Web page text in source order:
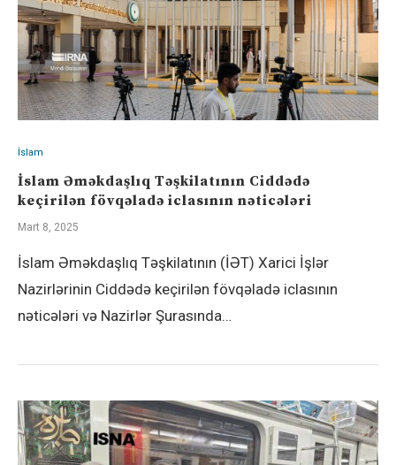
İslam
İslam Əməkdaşlıq Təşkilatının Ciddədə
keçirilən fövqəladə iclasının nəticələri
Mart 8, 2025
İslam Əməkdaşlıq Təşkilatının (İƏT) Xarici İşlər
Nazirlərinin Ciddədə keçirilən fövqəladə iclasının
nəticələri və Nazirlər Şurasında…